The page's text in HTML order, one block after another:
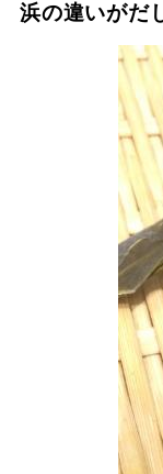
浜の違いがだ